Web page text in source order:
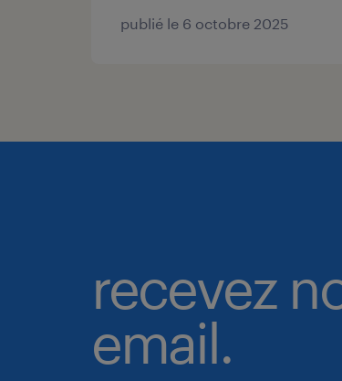
publié le 6 octobre 2025
recevez
email.